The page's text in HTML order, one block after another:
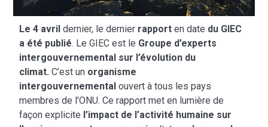
Le 4 avril dernier, le dernier rapport en date du GIEC
a été publié. Le GIEC est le Groupe d’experts
intergouvernemental sur l’évolution du
climat. C’est un organisme
intergouvernemental ouvert à tous les pays
membres de l’ONU. Ce rapport met en lumière de
façon explicite l’impact de l’activité humaine sur